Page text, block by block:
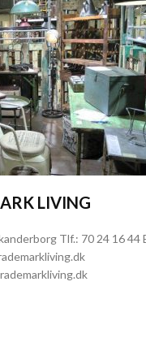
LIVING
Tlf.: 70 24 16 44